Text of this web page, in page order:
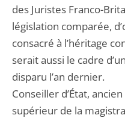
des Juristes Franco-
législation comparée,
consacré à l’héritage
serait aussi le cadre
disparu l’an dernier.
Conseiller d’État,
supérieur de la